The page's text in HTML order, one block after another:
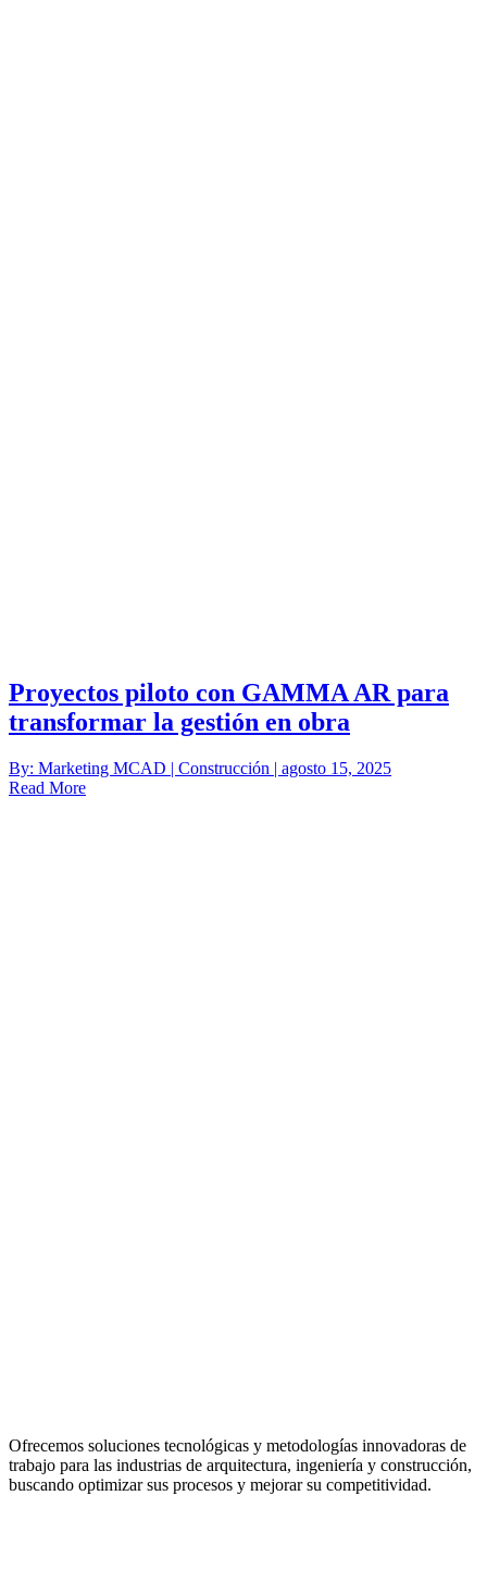
Proyectos piloto con GAMMA AR para
transformar la gestión en obra
By: Marketing MCAD | Construcción | agosto 15, 2025
Read More
Ofrecemos soluciones tecnológicas y metodologías innovadoras de
trabajo para las industrias de arquitectura, ingeniería y construcción,
buscando optimizar sus procesos y mejorar su competitividad.